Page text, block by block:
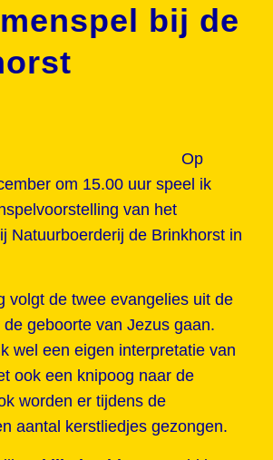
bij de
Op
om 15.00 uur speel ik
van het
Natuurboerderij de Brinkhorst in
volgt de twee evangelies uit de
geboorte van Jezus gaan.
wel een eigen interpretatie van
ook een knipoog naar de
worden er tijdens de
aantal kerstliedjes gezongen.